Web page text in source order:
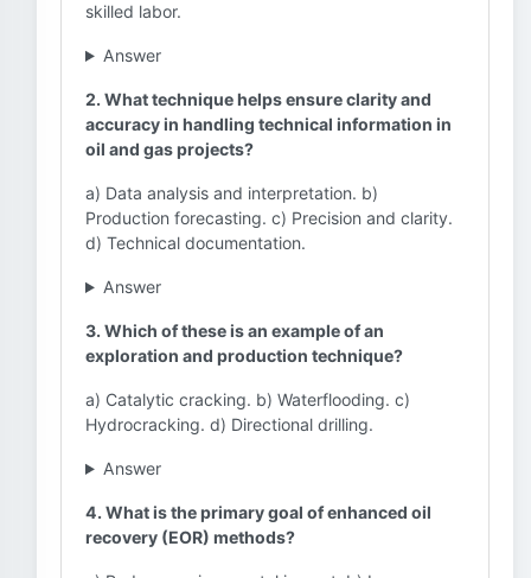
skilled labor.
Answer
2. What technique helps ensure clarity and
accuracy in handling technical information in
oil and gas projects?
a) Data analysis and interpretation. b)
Production forecasting. c) Precision and clarity.
d) Technical documentation.
Answer
3. Which of these is an example of an
exploration and production technique?
a) Catalytic cracking. b) Waterflooding. c)
Hydrocracking. d) Directional drilling.
Answer
4. What is the primary goal of enhanced oil
recovery (EOR) methods?